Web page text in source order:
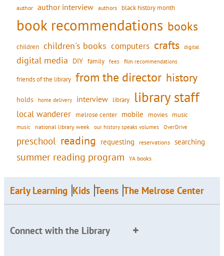
author author interview authors black history month
book recommendations books
children children's books computers crafts digital
digital media DIY family fees film recommendations
friends of the library from the director history
holds home delivery interview library library staff
local wanderer melrose center mobile movies music
music national library week our history speaks volumes OverDrive
preschool reading requesting reservations searching
summer reading program YA books
Early Learning Kids Teens The Melrose Center
Connect with the Library